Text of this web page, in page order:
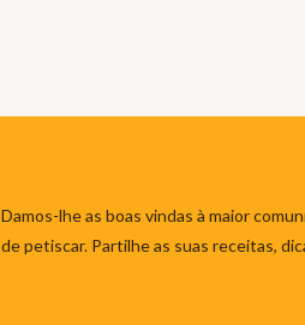
Damos-lhe as boas vindas à maior
de petiscar. Partilhe as suas receitas,